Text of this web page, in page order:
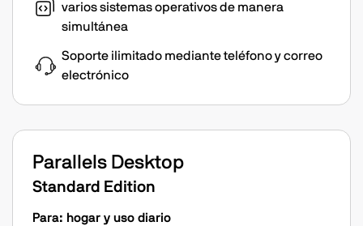
Parallels Desktop
Standard Edition
Para: hogar y uso diario
varios sistemas operativos de manera
simultánea
Soporte ilimitado mediante teléfono y correo
electrónico